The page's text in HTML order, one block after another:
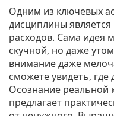
Одним из ключевых
дисциплины является
расходов. Сама идея
скучной, но даже
внимание даже
сможете увидеть, где
Осознание реальной
предлагает